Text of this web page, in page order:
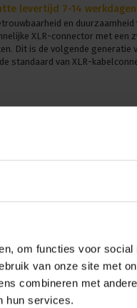
om functies voor social
van onze site met
combineren met
hun services.
levertijd 7-14 werkdagen
en duurzaamheid
XLR-connector met een
Dit is de volgende generatie
standaard van XLR-
4-polig XLR kabeldeel met
hoogwaardige keuze voor